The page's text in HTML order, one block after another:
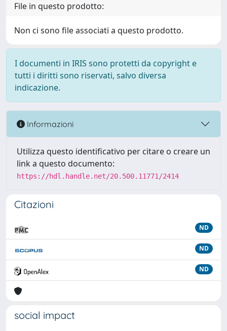
File in questo prodotto:
Non ci sono file associati a questo prodotto.
I documenti in IRIS sono protetti da copyright e
tutti i diritti sono riservati, salvo diversa
indicazione.
Informazioni
Utilizza questo identificativo per citare o creare un
link a questo documento:
https://hdl.handle.net/20.500.11771/2414
Citazioni
ND
ND
ND
social impact